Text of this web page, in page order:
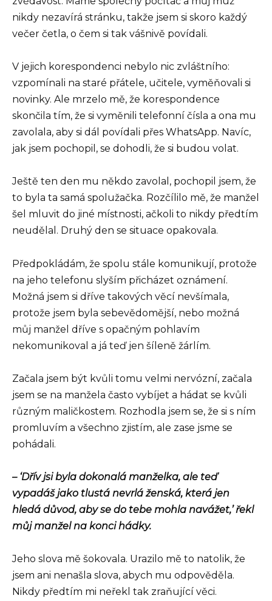
nikdy nezavírá stránku, takže jsem si skoro každý
večer četla, o čem si tak vášnivě povídali.
V jejich korespondenci nebylo nic zvláštního:
vzpomínali na staré přátele, učitele, vyměňovali si
novinky. Ale mrzelo mě, že korespondence
skončila tím, že si vyměnili telefonní čísla a ona mu
zavolala, aby si dál povídali přes WhatsApp. Navíc,
jak jsem pochopil, se dohodli, že si budou volat.
Ještě ten den mu někdo zavolal, pochopil jsem, že
to byla ta samá spolužačka. Rozčílilo mě, že manžel
šel mluvit do jiné místnosti, ačkoli to nikdy předtím
neudělal. Druhý den se situace opakovala.
Předpokládám, že spolu stále komunikují, protože
na jeho telefonu slyším přicházet oznámení.
Možná jsem si dříve takových věcí nevšímala,
protože jsem byla sebevědomější, nebo možná
můj manžel dříve s opačným pohlavím
nekomunikoval a já teď jen šíleně žárlím.
Začala jsem být kvůli tomu velmi nervózní, začala
jsem se na manžela často vybíjet a hádat se kvůli
různým maličkostem. Rozhodla jsem se, že si s ním
promluvím a všechno zjistím, ale zase jsme se
pohádali.
– ‘Dřív jsi byla dokonalá manželka, ale teď
vypadáš jako tlustá nevrlá ženská, která jen
hledá důvod, aby se do tebe mohla navážet,’ řekl
můj manžel na konci hádky.
Jeho slova mě šokovala. Urazilo mě to natolik, že
jsem ani nenašla slova, abych mu odpověděla.
Nikdy předtím mi neřekl tak zraňující věci.